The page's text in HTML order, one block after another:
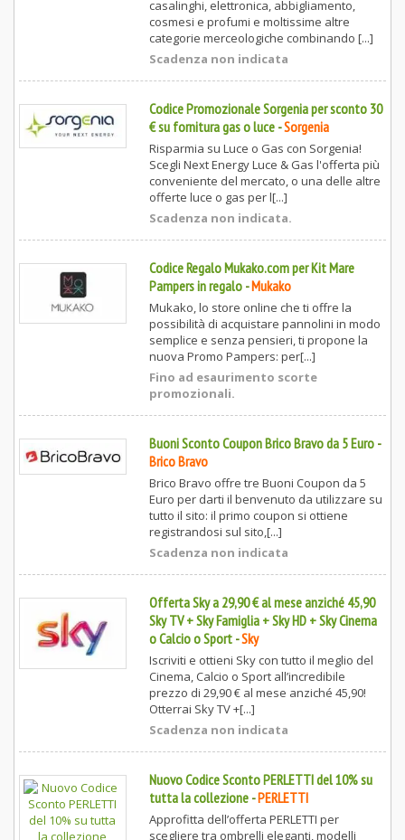
casalinghi, elettronica, abbigliamento,
cosmesi e profumi e moltissime altre
categorie merceologiche combinando [...]
Scadenza non indicata
Codice Promozionale Sorgenia per sconto 30
€ su fornitura gas o luce-Sorgenia
Risparmia su Luce o Gas con Sorgenia!
Scegli Next Energy Luce & Gas l'offerta più
conveniente del mercato, o una delle altre
offerte luce o gas per l[...]
Scadenza non indicata.
Codice Regalo Mukako.com per Kit Mare
Pampers in regalo-Mukako
Mukako, lo store online che ti offre la
possibilità di acquistare pannolini in modo
semplice e senza pensieri, ti propone la
nuova Promo Pampers: per[...]
Fino ad esaurimento scorte
promozionali.
Buoni Sconto Coupon Brico Bravo da 5 Euro-
Brico Bravo
Brico Bravo offre tre Buoni Coupon da 5
Euro per darti il benvenuto da utilizzare su
tutto il sito: il primo coupon si ottiene
registrandosi sul sito,[...]
Scadenza non indicata
Offerta Sky a 29,90 € al mese anziché 45,90
Sky TV + Sky Famiglia + Sky HD + Sky Cinema
o Calcio o Sport-Sky
Iscriviti e ottieni Sky con tutto il meglio del
Cinema, Calcio o Sport all’incredibile
prezzo di 29,90 € al mese anziché 45,90!
Otterrai Sky TV +[...]
Scadenza non indicata
Nuovo Codice Sconto PERLETTI del 10% su
tutta la collezione-PERLETTI
Approfitta dell’offerta PERLETTI per
scegliere tra ombrelli eleganti, modelli